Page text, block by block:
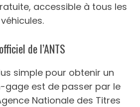
accessible à tous les
de l’ANTS
simple pour obtenir un
est de passer par le
Nationale des Titres